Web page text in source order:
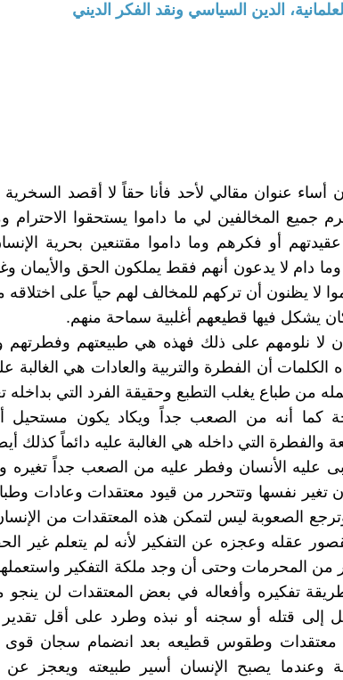
الدين السياسي ونقد الفكر الديني
أساء عنوان مقالي لأحد فأنا حقاً لا أقصد
جميع المخالفين لي ما داموا يستحقوا الاحترام
أو فكرهم وما داموا مقتنعين بحرية
دام لا يدعون أنهم فقط يملكون الحق والأيمان
لا يظنون أن تركهم للمخالف لهم حياً على
يشكل فيها قطيعهم أغلبية سماحة منهم.
لا نلومهم على ذلك فهذه هي طبيعتهم وفطرتهم
أن الفطرة والتربية والعادات هي الغالبة
من طباع يغلب التطبع وحقيقة الفرد التي بداخله
كما أنه من الصعب جداً ويكاد يكون مستحيل
والفطرة التي داخله هي الغالبة عليه دائماً كذلك
عليه الأنسان وفطر عليه من الصعب جداً تغيره
تغير نفسها وتتحرر من قيود معتقدات وعادات
الصعوبة ليس لتمكن هذه المعتقدات من
عقله وعجزه عن التفكير لأنه لم يتعلم غير
من المحرمات وحتى أن وجد ملكة التفكير
تفكيره وأفعاله في بعض المعتقدات لن
إلى قتله أو سجنه أو نبذه وطرد على أقل تقدير
وطقوس قطيعه بعد انضمام سجان
وعندما يصبح الإنسان أسير طبيعته ويعجز